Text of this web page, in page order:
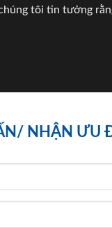
tôi tin tưởng
NHẬN ƯU